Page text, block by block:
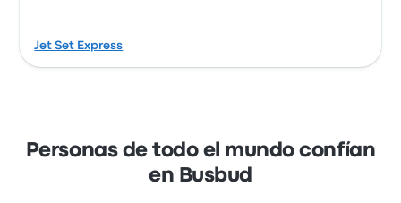
Jet Set Express
Personas de todo el mundo confían
en Busbud